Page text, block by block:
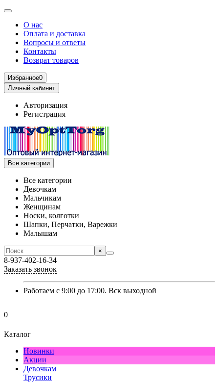
О нас
Оплата и доставка
Вопросы и ответы
Контакты
Возврат товаров
Избранное0
Личный кабинет
Авторизация
Регистрация
Все категории
Все категории
Девочкам
Мальчикам
Женщинам
Носки, колготки
Шапки, Перчатки, Варежки
Малышам
×
8-937-402-16-34
Заказать звонок
Работаем с 9:00 до 17:00. Вск выходной
0
Каталог
Новинки
Акции
Девочкам
Трусики